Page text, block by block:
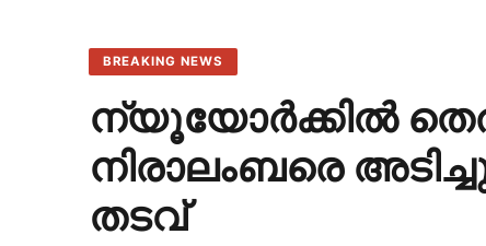
BREAKING NEWS
ന്യൂയോർക്കിൽ
നിരാലംബരെ
തടവ്